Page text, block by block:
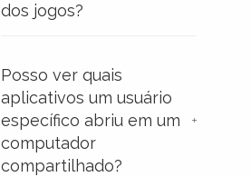
dos jogos?
Posso ver quais
aplicativos um usuário
específico abriu em um
computador
compartilhado?